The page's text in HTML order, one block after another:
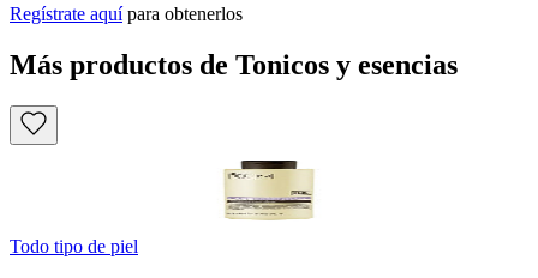
Regístrate aquí para obtenerlos
Más productos de Tonicos y esencias
Todo tipo de piel